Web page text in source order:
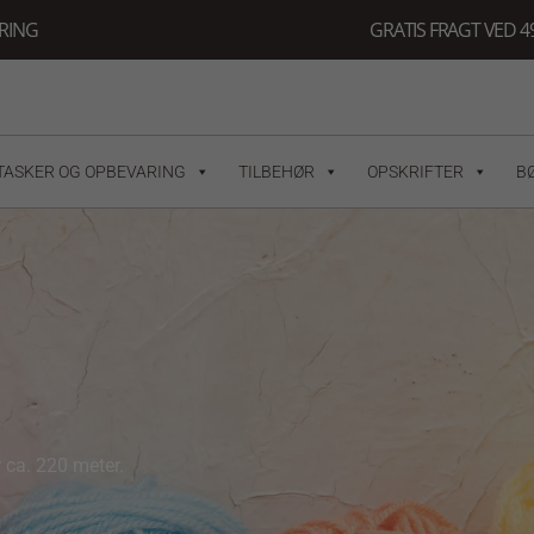
GRATIS FRAGT VED
OG OPBEVARING TILBEHØR OPSKRIFTER
220 meter.